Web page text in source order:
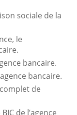
sociale de la
le
bancaire.
bancaire.
de
de l’agence